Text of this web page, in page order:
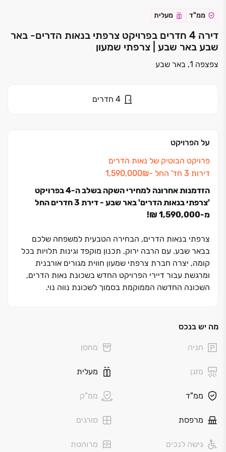
ממ"ד מעלית
דירה 4 חדרים בפרויקט צרפתי בנאות הדרים- באר
שבע באר שבע | צרפתי שמעון
צפצפה 1, באר שבע
4 חדרים
על הפרויקט
פרויקט הבוטיק של נאות הדרים
דירות ‏3 חד' החל ‏-‏₪‏1,590,000
הזדמנות אחרונה למחירי השקה בשלב ה-4 בפרויקט
'צרפתי בנאות הדרים' באר שבע - דירת 3 חדרים החל
מ-1,590,000 ₪!
צרפתי בנאות הדרים, הבחירה הטבעית למשפחה שלכם
בבאר שבע. עם הרבה ירוק, תכנון מוקפד וגינות תלויות בכל
קומה, יצרה חברת צרפתי שמעון חווית מגורים אורבנית
ומרגשת עבור דיירי הפרויקט החדש בשכונת נאות הדרים,
השכונה החדשה הממוקמת בסמוך לשכונת נווה נוי.
משפחות צעירות וביניהן גם בעלי עסקים, הייטקיסטים, אנשי
בדיוק השכנים שכל אחד מאחל לעצמו!
פרויקט 'צרפתי בנאות הדרים' נבנה בסטנדרט חדש שטרם
לסטנדרט שהשוק
המאפשרות לדיירים ליהנות מתחושה של בית‏–קרקע בכל
לתוך הבית מספקת חוויית מגורים דומה לוילה פרטית, יחד
מה יש בנכס
חניה מחסן
מזגן מעלית
ממ"ד ממ"ק
מרפסת סורגים
גישה לנכים מרוהטת